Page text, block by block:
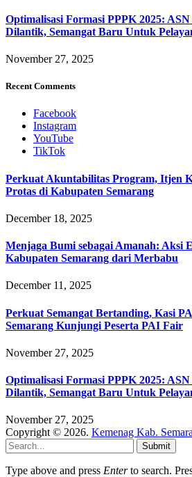
Optimalisasi Formasi PPPK 2025:
Dilantik, Semangat Baru Untuk
November 27, 2025
Recent Comments
Facebook
Instagram
YouTube
TikTok
Perkuat Akuntabilitas Program, Itjen
Protas di Kabupaten Semarang
December 18, 2025
Menjaga Bumi sebagai Amanah: Aksi
Kabupaten Semarang dari Merbabu
December 11, 2025
Perkuat Semangat Bertanding, Kasi
Semarang Kunjungi Peserta PAI Fair
November 27, 2025
Optimalisasi Formasi PPPK 2025:
Dilantik, Semangat Baru Untuk
November 27, 2025
Copyright © 2026. Kemenag Kab.
Submit
Type above and press Enterto search.